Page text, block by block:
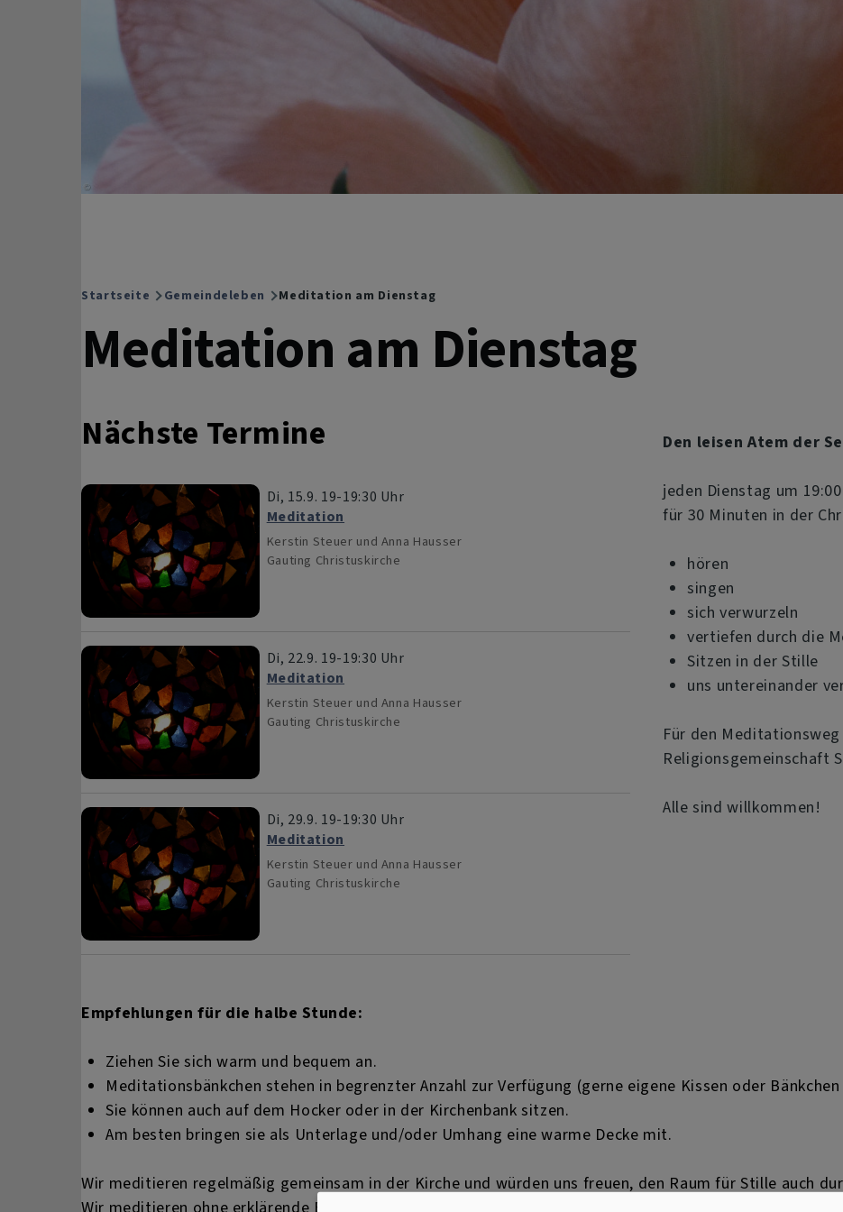
Breadcrumb
Startseite Gemeindeleben Meditation am Dienstag
Meditation am Dienstag
Den leisen Atem der
jeden Dienstag um
für 30 Minuten in der
hören
singen
sich verwurzeln
vertiefen durch die
Sitzen in der Stille
uns untereinander
Für den
Religionsgemeinschaft
Alle sind willkommen!
Nächste Termine
Di, 15.9. 19-19:30 Uhr
Meditation
Kerstin Steuer und Anna Hausser
Gauting Christuskirche
Di, 22.9. 19-19:30 Uhr
Meditation
Kerstin Steuer und Anna Hausser
Gauting Christuskirche
Di, 29.9. 19-19:30 Uhr
Meditation
Kerstin Steuer und Anna Hausser
Gauting Christuskirche
Empfehlungen für die halbe Stunde:
Ziehen Sie sich warm und bequem an.
Meditationsbänkchen stehen in begrenzter Anzahl zur Verfügung (gerne eigene Kissen oder
Sie können auch auf dem Hocker oder in der Kirchenbank sitzen.
Am besten bringen sie als Unterlage und/oder Umhang eine warme Decke mit.
Wir meditieren regelmäßig gemeinsam in der Kirche und würden uns freuen, den Raum für Stille auch